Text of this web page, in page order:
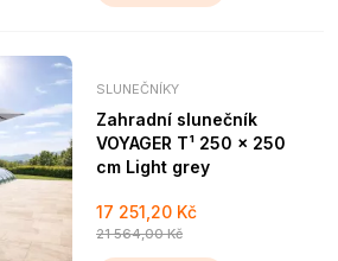
SLUNEČNÍKY
Zahradní slunečník
VOYAGER T¹ 250 x 250
cm Light grey
17 251,20 Kč
21 564,00 Kč